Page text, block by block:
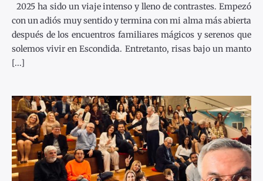
2025 ha sido un viaje intenso y lleno de contrastes. Empezó
con un adiós muy sentido y termina con mi alma más abierta
después de los encuentros familiares mágicos y serenos que
solemos vivir en Escondida. Entretanto, risas bajo un manto
[...]